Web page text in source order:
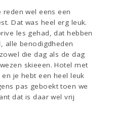
wel eens een
Dat was heel erg leuk.
les gehad, dat hebben
alle benodigdheden
die dag als de dag
skieeen. Hotel met
je hebt een heel leuk
pas geboekt toen we
dat is daar wel vrij